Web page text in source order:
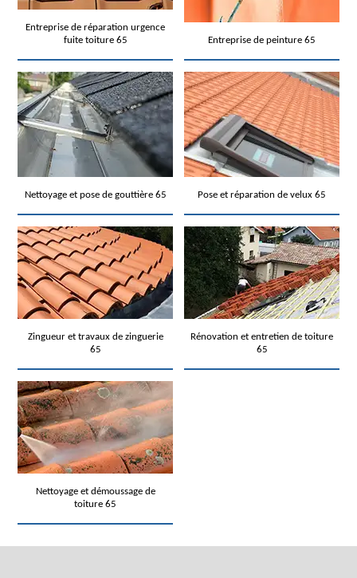
Entreprise de réparation urgence
fuite toiture 65
Entreprise de peinture 65
Nettoyage et pose de gouttière 65 Pose et réparation de velux 65
Zingueur et travaux de zinguerie
65
Rénovation et entretien de toiture
65
Nettoyage et démoussage de
toiture 65